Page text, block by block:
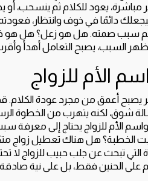
مباشرة، يعود للكلام ثم ينسحب، أو
دائمًا في خوف وانتظار،
سبب صمته. هل هو زعل؟ هل هو
السبب، يصبح التعامل أهدأ وأقرب
الأم للزواج
يصبح أعمق من مجرد عودة الكلام.
شوق، لكنه يتهرب من الخطوة
واسم الأم للزواج يحتاج إلى
الخطبة؟ هل هناك تعطيل زواج
تبحث عن جلب حبيب للزواج لا
على الحنين فقط، بل على نية